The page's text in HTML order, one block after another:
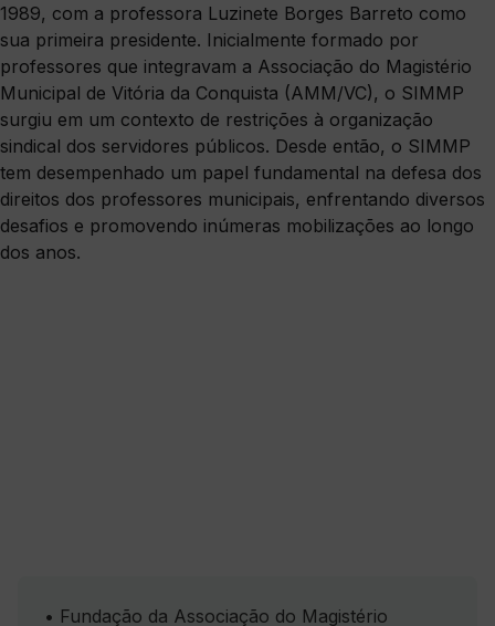
1989, com a professora Luzinete Borges Barreto como
sua primeira presidente. Inicialmente formado por
professores que integravam a Associação do Magistério
Municipal de Vitória da Conquista (AMM/VC), o SIMMP
surgiu em um contexto de restrições à organização
sindical dos servidores públicos. Desde então, o SIMMP
tem desempenhado um papel fundamental na defesa dos
direitos dos professores municipais, enfrentando diversos
desafios e promovendo inúmeras mobilizações ao longo
dos anos.
• Fundação da Associação do Magistério